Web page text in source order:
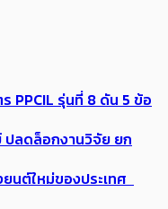
PPCIL รุ่นที่ 8 ดัน 5 ข้อ
ปลดล็อกงานวิจัย ยก
นต์ใหม่ของประเทศ